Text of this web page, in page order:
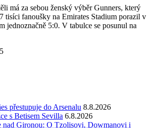
má za sebou ženský výběr Gunners, který
tisíci fanoušky na Emirates Stadium porazil v
jednoznačně 5:0. V tabulce se posunul na
přestupuje do Arsenalu 8.8.2026
s Betisem Sevilla 6.8.2026
nad Gironou: O Tzolisovi, Dowmanovi i